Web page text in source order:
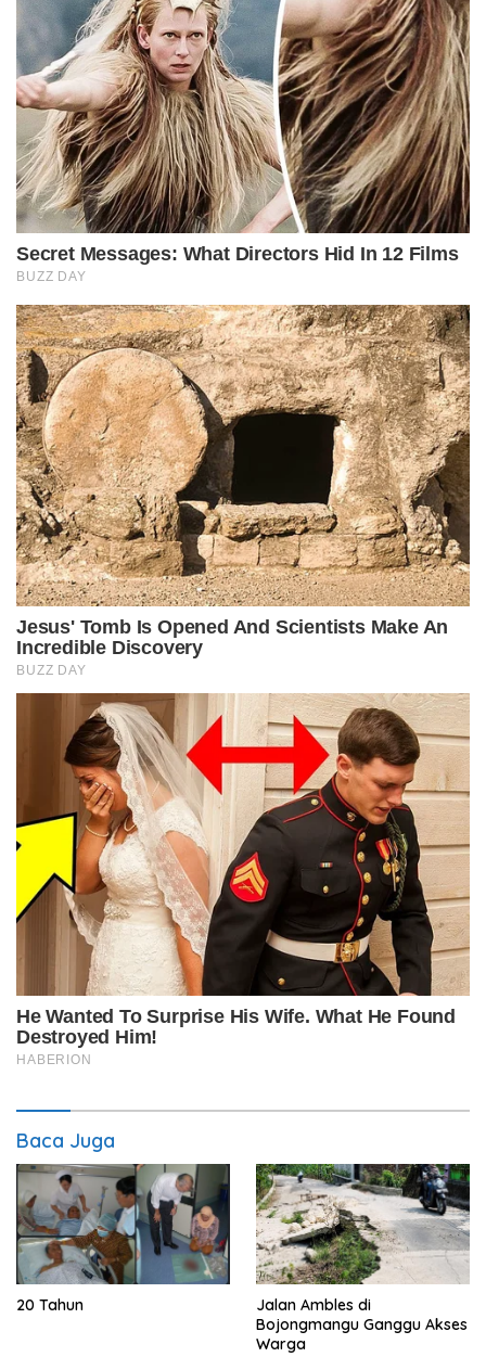
Baca Juga
20 Tahun
Jalan Ambles di
Bojongmangu Ganggu Akses
Warga